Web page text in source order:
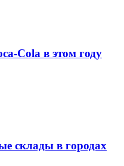
Cola в этом году
склады в городах